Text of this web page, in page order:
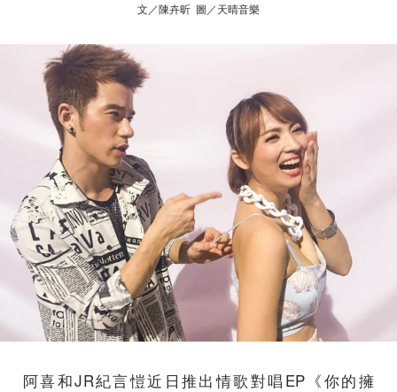
文／陳卉昕 圖／天晴音樂
阿喜和JR紀言愷近日推出情歌對唱EP《你的擁